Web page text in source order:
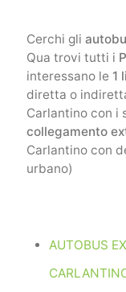
Cerchi gli
Qua trovi tutti i
interessano le 1
diretta o
Carlantino con i
collegamento
Carlantino con
urbano)
AUTOBUS